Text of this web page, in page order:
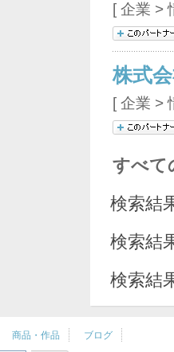
[ 企業 >
株式
[ 企業 >
すべて
検索結
検索結
検索結
商品・作品 ブログ